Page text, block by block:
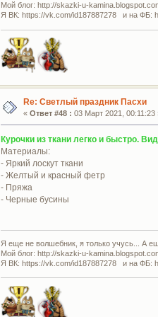
Мой блог: http://skazki-u-
Я ВК: https://vk.com/id187887278 и на ФБ:
Re: Светлый праздник Пасхи
« Ответ #48 : 03 Март 2021, 00:11:23
Курочки из ткани легко и быстро.
Материалы:
- Яркий лоскут ткани
- Желтый и красный фетр
- Пряжа
- Черные бусины
Я еще не волшебник, я только учусь... А
Мой блог: http://skazki-u-
Я ВК: https://vk.com/id187887278 и на ФБ: